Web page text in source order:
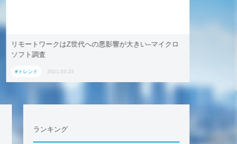
浸透しつつある「リモートワーク」を存分に活用！ブッ
キング・ドットコム、2021年旅行トレンド「ワーケー
#トレンド 2021.03.17
ランキング